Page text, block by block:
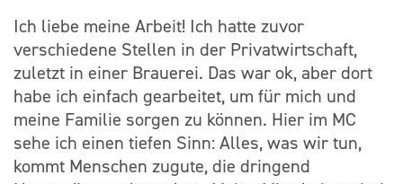
Ich liebe meine Arbeit! Ich hatte zuvor
verschiedene Stellen in der Privatwirtschaft,
zuletzt in einer Brauerei. Das war ok, aber dort
habe ich einfach gearbeitet, um für mich und
meine Familie sorgen zu können. Hier im MC
sehe ich einen tiefen Sinn: Alles, was wir tun,
kommt Menschen zugute, die dringend